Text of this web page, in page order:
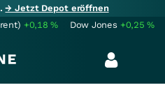
→ Jetzt Depot eröffnen
+0,18% Dow Jones +0,25%